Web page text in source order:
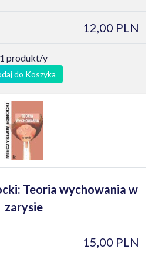
12,00 PLN
1 produkt/y
do Koszyka
Teoria wychowania w
zarysie
15,00 PLN